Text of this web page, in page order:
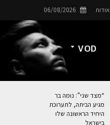
אודות 06/08/2026
VOD
“מצד שני”: נומה בר
מגיע הביתה, לתערוכת
היחיד הראשונה שלו
בישראל